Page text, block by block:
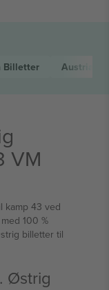
Billetter Austria
VM
kamp 43 ved
100 %
billetter til
Østrig